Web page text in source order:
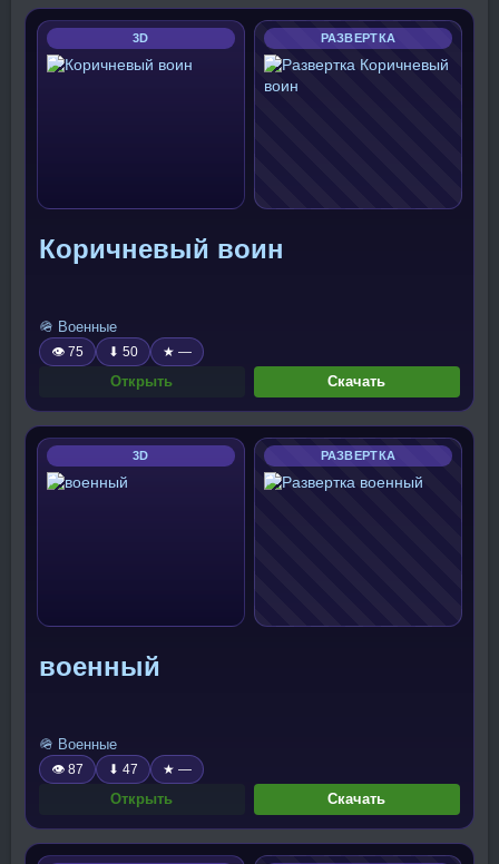
3D РАЗВЕРТКА
Коричневый воин
🪖 Военные
👁 75 ⬇ 50 ★ —
Открыть Скачать
3D РАЗВЕРТКА
военный
🪖 Военные
👁 87 ⬇ 47 ★ —
Открыть Скачать